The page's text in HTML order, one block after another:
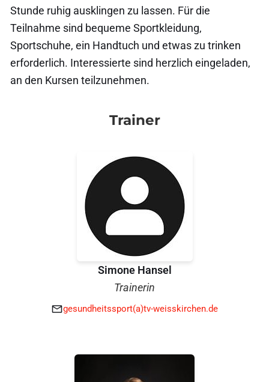
Stunde ruhig ausklingen zu lassen. Für die
Teilnahme sind bequeme Sportkleidung,
Sportschuhe, ein Handtuch und etwas zu trinken
erforderlich. Interessierte sind herzlich eingeladen,
an den Kursen teilzunehmen.
Trainer
Simone Hansel
Trainerin
gesundheitssport(a)tv-weisskirchen.de